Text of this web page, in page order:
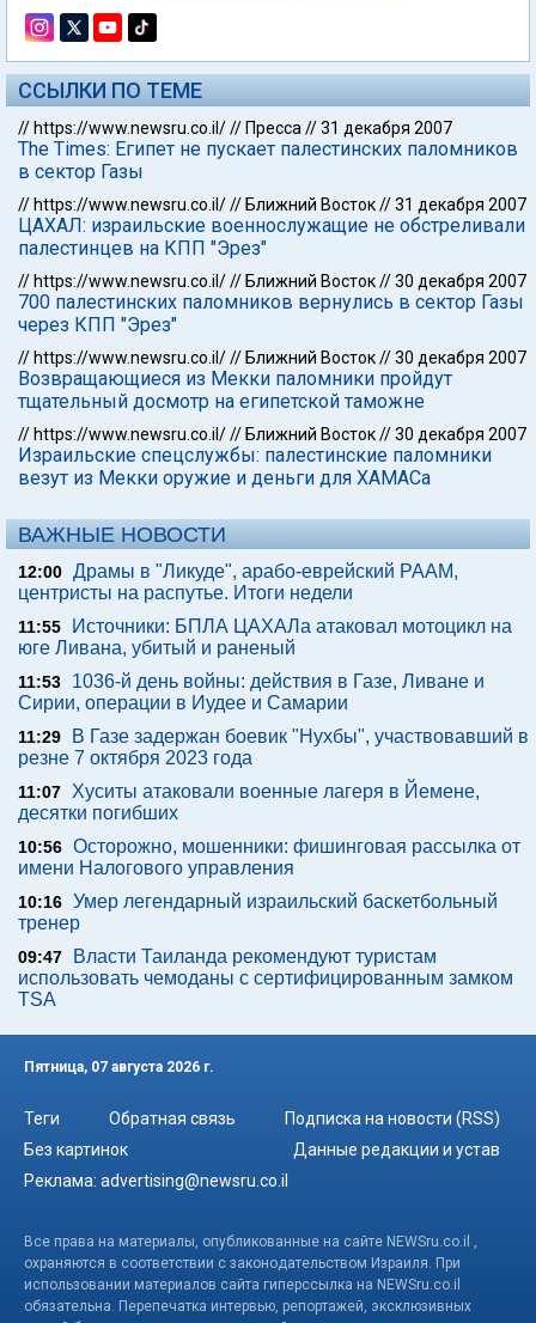
ССЫЛКИ ПО ТЕМЕ
// https://www.newsru.co.il/// Пресса //31 декабря 2007
The Times: Египет не пускает палестинских паломников
в сектор Газы
// https://www.newsru.co.il/// Ближний Восток//31 декабря 2007
ЦАХАЛ: израильские военнослужащие не обстреливали
палестинцев на КПП "Эрез"
// https://www.newsru.co.il/// Ближний Восток//30 декабря 2007
700 палестинских паломников вернулись в сектор Газы
через КПП "Эрез"
// https://www.newsru.co.il/// Ближний Восток//30 декабря 2007
Возвращающиеся из Мекки паломники пройдут
тщательный досмотр на египетской таможне
// https://www.newsru.co.il/// Ближний Восток//30 декабря 2007
Израильские спецслужбы: палестинские паломники
везут из Мекки оружие и деньги для ХАМАСа
ВАЖНЫЕ НОВОСТИ
12:00 Драмы в "Ликуде", арабо-еврейский РААМ,
центристы на распутье. Итоги недели
11:55
Источники: БПЛА ЦАХАЛа атаковал мотоцикл на
юге Ливана, убитый и раненый
11:53
1036-й день войны: действия в Газе, Ливане и
Сирии, операции в Иудее и Самарии
11:29
В Газе задержан боевик "Нухбы", участвовавший в
резне 7 октября 2023 года
11:07
Хуситы атаковали военные лагеря в Йемене,
десятки погибших
10:56 Осторожно, мошенники: фишинговая рассылка от
имени Налогового управления
10:16 Умер легендарный израильский баскетбольный
тренер
09:47
Власти Таиланда рекомендуют туристам
использовать чемоданы с сертифицированным замком
TSA
Пятница, 07 августа 2026 г.
Теги Обратная связь
Подписка на новости (RSS)
Без картинок
Данные редакции и устав
Реклама: advertising@newsru.co.il
Все права на материалы, опубликованные на сайте NEWSru.co.il ,
охраняются в соответствии с законодательством Израиля. При
использовании материалов сайта гиперссылка на NEWSru.co.il
обязательна. Перепечатка интервью, репортажей, эксклюзивных